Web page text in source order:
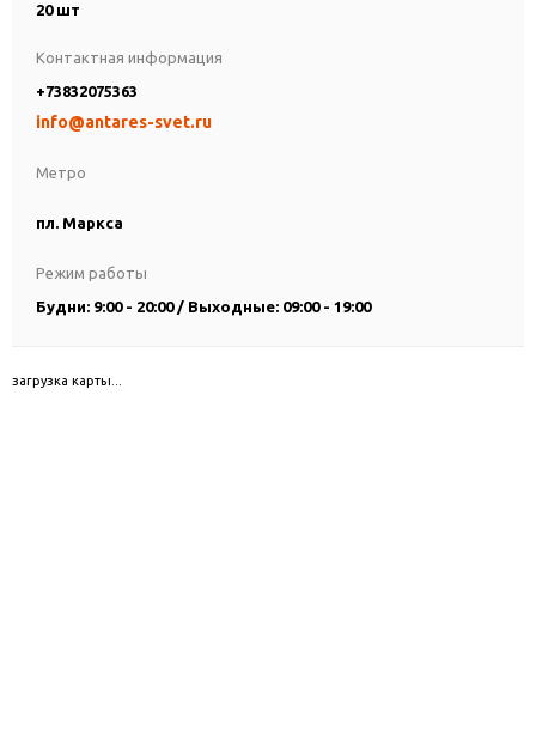
20 шт
Метро
пл. Маркса
Контактная информация
+73832075363
info@antares-svet.ru
Режим работы
Будни: 9:00 - 20:00 / Выходные: 09:00 - 19:00
загрузка карты...